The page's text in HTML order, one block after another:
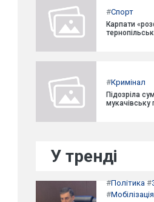
#Спорт
Карпати
#Кримінал
Підозріла
мукачівську
У тренді
#Політика #
#Мобілізація